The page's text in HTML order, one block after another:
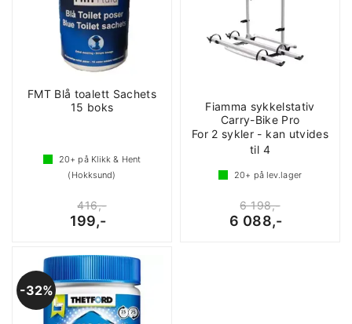
FMT Blå toalett Sachets
15 boks
20+ på Klikk & Hent
(Hokksund)
416,-
199,-
Fiamma sykkelstativ
Carry-Bike Pro
For 2 sykler - kan utvides
til 4
20+ på lev.lager
6 198,-
6 088,-
32%